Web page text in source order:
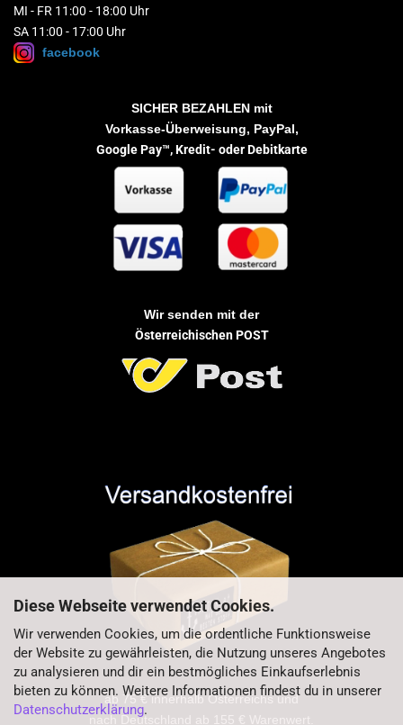
Diese Webseite verwendet Cookies.
Wir verwenden Cookies, um die ordentliche Funktionsweise
der Website zu gewährleisten, die Nutzung unseres Angebotes
zu analysieren und dir ein bestmögliches Einkaufserlebnis
bieten zu können. Weitere Informationen findest du in unserer
Datenschutzerklärung.
MI - FR 11:00 - 18:00 Uhr
SA 11:00 - 17:00 Uhr
facebook
SICHER BEZAHLENmit
Vorkasse-Überweisung, PayPal,
Google Pay™,Kredit- oder Debitkarte
Wir senden mit der
Österreichischen POST
ab 75 € innerhalb Österreichs und
nach Deutschland ab 155 € Warenwert.